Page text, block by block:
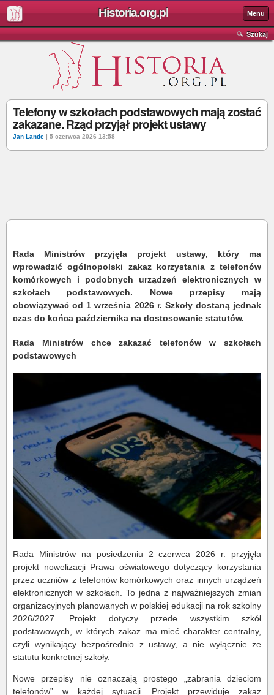
Historia.org.pl Menu
Szukaj
Telefony w szkołach podstawowych mają zostać
zakazane. Rząd przyjął projekt ustawy
Jan Lande | 5 czerwca 2026 13:58
Rada Ministrów przyjęła projekt ustawy, który ma
wprowadzić ogólnopolski zakaz korzystania z telefonów
komórkowych i podobnych urządzeń elektronicznych w
szkołach podstawowych. Nowe przepisy mają
obowiązywać od 1 września 2026 r. Szkoły dostaną jednak
czas do końca października na dostosowanie statutów.
Rada Ministrów chce zakazać telefonów w szkołach
podstawowych
Rada Ministrów na posiedzeniu 2 czerwca 2026 r. przyjęła
projekt nowelizacji Prawa oświatowego dotyczący korzystania
przez uczniów z telefonów komórkowych oraz innych urządzeń
elektronicznych w szkołach. To jedna z najważniejszych zmian
organizacyjnych planowanych w polskiej edukacji na rok szkolny
2026/2027. Projekt dotyczy przede wszystkim szkół
podstawowych, w których zakaz ma mieć charakter centralny,
czyli wynikający bezpośrednio z ustawy, a nie wyłącznie ze
statutu konkretnej szkoły.
Nowe przepisy nie oznaczają prostego „zabrania dzieciom
telefonów” w każdej sytuacji. Projekt przewiduje zakaz